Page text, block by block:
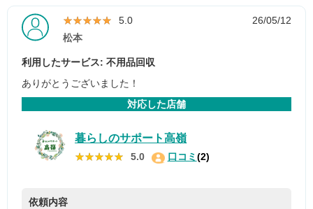
★★★★★
★★★★★ 5.0
26/05/12
松本
利用したサービス: 不用品回収
ありがとうございました！
対応した店舗
暮らしのサポート高嶺
★★★★★
★★★★★ 5.0 口コミ(2)
依頼内容